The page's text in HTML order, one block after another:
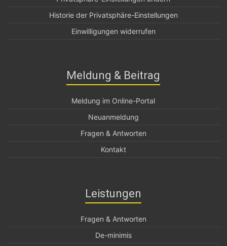
Historie der Privatsphäre-Einstellungen
Einwilligungen widerrufen
Meldung & Beitrag
Meldung im Online-Portal
Neuanmeldung
Fragen & Antworten
Kontakt
Leistungen
Fragen & Antworten
De-minimis